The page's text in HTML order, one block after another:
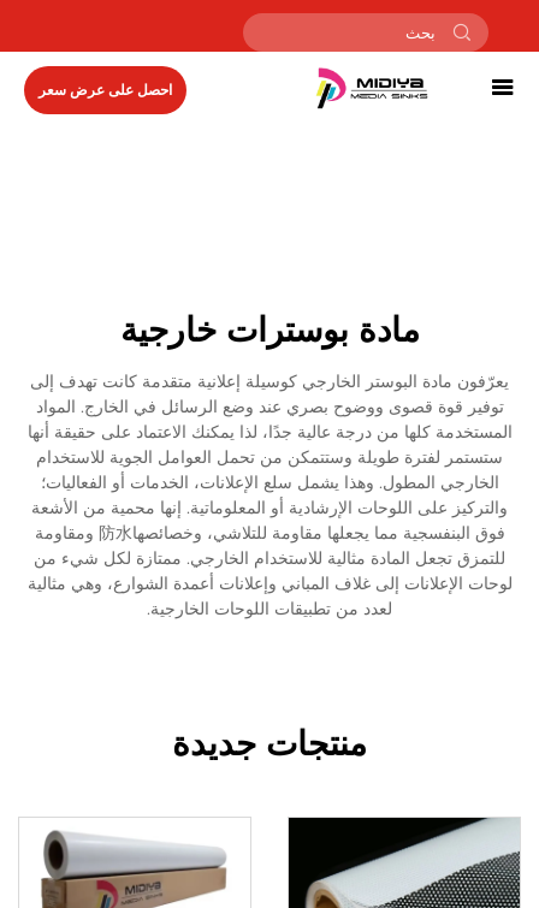
احصل على عرض سعر
مادة بوسترات خارجية
يعرّفون مادة البوستر الخارجي كوسيلة إعلانية متقدمة كانت تهدف إلى
توفير قوة قصوى ووضوح بصري عند وضع الرسائل في الخارج. المواد
المستخدمة كلها من درجة عالية جدًا، لذا يمكنك الاعتماد على حقيقة أنها
ستستمر لفترة طويلة وستتمكن من تحمل العوامل الجوية للاستخدام
الخارجي المطول. وهذا يشمل سلع الإعلانات، الخدمات أو الفعاليات؛
والتركيز على اللوحات الإرشادية أو المعلوماتية. إنها محمية من الأشعة
فوق البنفسجية مما يجعلها مقاومة للتلاشي، وخصائصها防水 ومقاومة
للتمزق تجعل المادة مثالية للاستخدام الخارجي. ممتازة لكل شيء من
لوحات الإعلانات إلى غلاف المباني وإعلانات أعمدة الشوارع، وهي مثالية
لعدد من تطبيقات اللوحات الخارجية.
منتجات جديدة